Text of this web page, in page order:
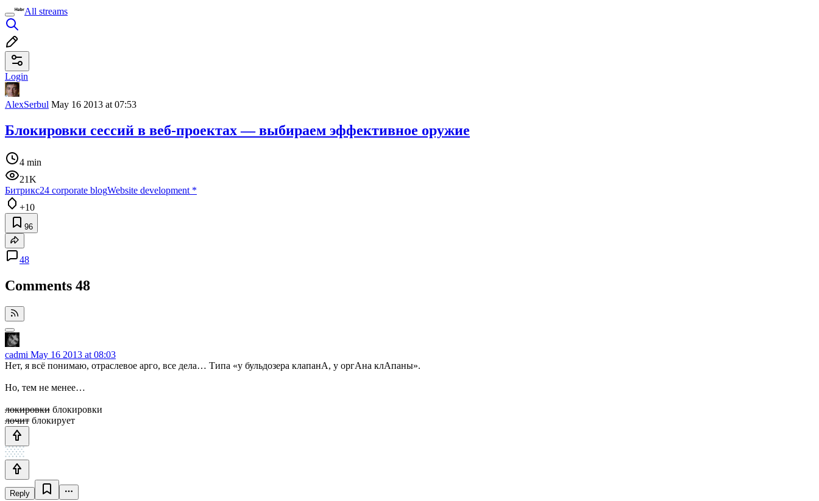
All streams
Login
AlexSerbul May 16 2013 at 07:53
Блокировки сессий в веб-проектах — выбираем эффективное оружие
4 min
21K
Битрикс24 corporate blogWebsite development *
+10
96
48
Comments 48
cadmi May 16 2013 at 08:03
Нет, я всё понимаю, отраслевое арго, все дела… Типа «у бульдозера клапанА, у оргАна клАпаны».
Но, тем не менее…
локировки блокировки
лочит блокирует
Reply